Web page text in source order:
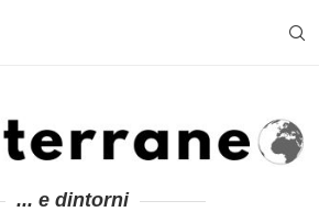
... e dintorni